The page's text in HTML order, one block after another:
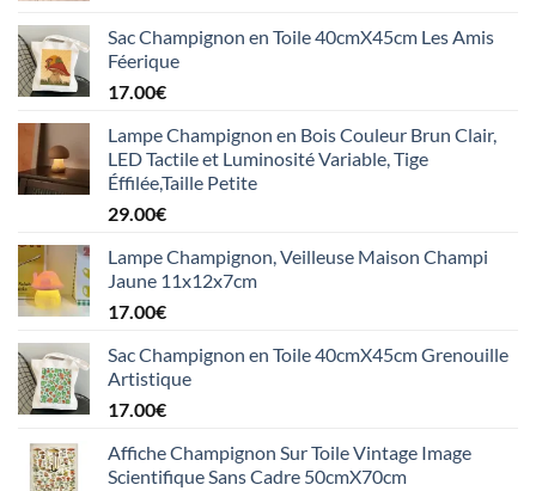
Sac Champignon en Toile 40cmX45cm Les Amis
Féerique
17.00€
Lampe Champignon en Bois Couleur Brun Clair,
LED Tactile et Luminosité Variable, Tige
Éffilée,Taille Petite
29.00€
Lampe Champignon, Veilleuse Maison Champi
Jaune 11x12x7cm
17.00€
Sac Champignon en Toile 40cmX45cm Grenouille
Artistique
17.00€
Affiche Champignon Sur Toile Vintage Image
Scientifique Sans Cadre 50cmX70cm